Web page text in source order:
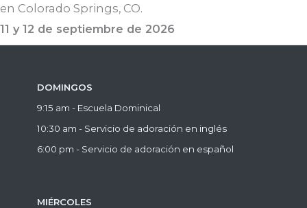
en Colorado Springs, CO.
11 y 12 de septiembre de 2026
DOMINGOS
9:15 am - Escuela Dominical
10:30 am - Servicio de adoración en inglés
6:00 pm - Servicio de adoración en español
MIÉRCOLES